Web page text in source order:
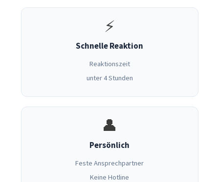
⚡
Schnelle Reaktion
Reaktionszeit
unter 4 Stunden
👤
Persönlich
Feste Ansprechpartner
Keine Hotline